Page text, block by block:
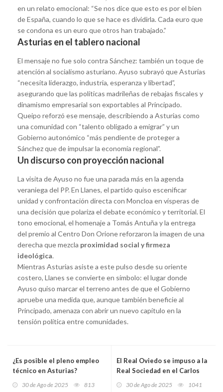
en un relato emocional: “Se nos dice que esto es por el bien
de España, cuando lo que se hace es dividirla. Cada euro que
se condona es un euro que otros han trabajado.”
Asturias en el tablero nacional
El mensaje no fue solo contra Sánchez: también un toque de
atención al socialismo asturiano. Ayuso subrayó que Asturias
“necesita liderazgo, industria, esperanza y libertad”,
asegurando que las políticas madrileñas de rebajas fiscales y
dinamismo empresarial son exportables al Principado.
Queipo reforzó ese mensaje, describiendo a Asturias como
una comunidad con “talento obligado a emigrar” y un
Gobierno autonómico “más pendiente de proteger a
Sánchez que de impulsar la economía regional”.
Un discurso con proyección nacional
La visita de Ayuso no fue una parada más en la agenda
veraniega del PP. En Llanes, el partido quiso escenificar
unidad y confrontación directa con Moncloa en vísperas de
una decisión que polariza el debate económico y territorial. El
tono emocional, el homenaje a Tomás Antuña y la entrega
del premio al Centro Don Orione reforzaron la imagen de una
derecha que mezcla proximidad social y firmeza
ideológica.
Mientras Asturias asiste a este pulso desde su oriente
costero, Llanes se convierte en símbolo: el lugar donde
Ayuso quiso marcar el terreno antes de que el Gobierno
apruebe una medida que, aunque también beneficie al
Principado, amenaza con abrir un nuevo capítulo en la
tensión política entre comunidades.
¿Es posible el pleno empleo
técnico en Asturias?
30 de Ago de 2025 813
El Real Oviedo se impuso a la
Real Sociedad en el Carlos
30 de Ago de 2025 1041